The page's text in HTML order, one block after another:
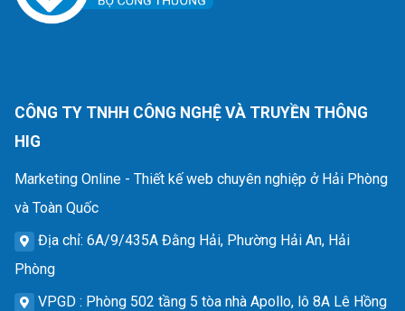
CÔNG TY TNHH CÔNG NGHỆ VÀ TRUYỀN THÔNG
HIG
Marketing Online - Thiết kế web chuyên nghiệp ở Hải Phòng
và Toàn Quốc
Địa chỉ: 6A/9/435A Đằng Hải, Phường Hải An, Hải
Phòng
VPGD : Phòng 502 tầng 5 tòa nhà Apollo, lô 8A Lê Hồng